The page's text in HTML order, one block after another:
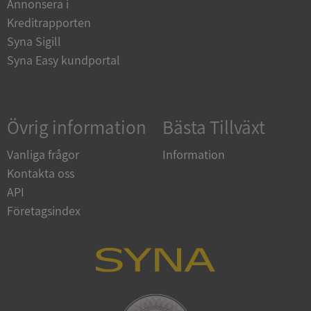
Annonsera i
Kreditrapporten
Syna Sigill
Syna Easy kundportal
Övrig information
Vanliga frågor
Kontakta oss
API
Företagsindex
Bästa Tillväxt
Information
och kontohantering. Webbplatsen kan inte
användas ordentligt utan strikt nödvändiga cookies.
VISITOR_PRIVACY_METADATA
YouTube
.youtube.com
Privacy Policy